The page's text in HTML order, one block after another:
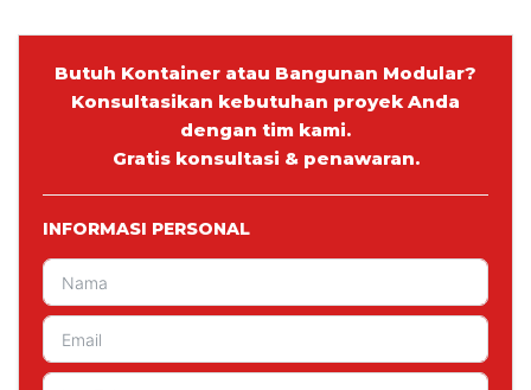
Butuh Kontainer atau Bangunan Modular?
Konsultasikan kebutuhan proyek Anda
dengan tim kami.
Gratis konsultasi & penawaran.
INFORMASI PERSONAL